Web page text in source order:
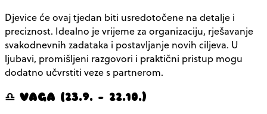
Djevice će ovaj tjedan biti usredotočene na detalje i
preciznost. Idealno je vrijeme za organizaciju, rješavanje
svakodnevnih zadataka i postavljanje novih ciljeva. U
ljubavi, promišljeni razgovori i praktični pristup mogu
dodatno učvrstiti veze s partnerom.
♎ VAGA (23.9. – 22.10.)